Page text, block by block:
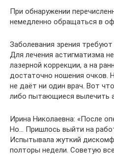
При обнаружении
немедленно обращаться в
Заболевания зрения требуют
Для лечения астигматизма
лазерной коррекции, а на
достаточно ношения очков.
не даёт ни один врач. Вот
либо пытающиеся вылечить
Ирина Николаевна: «После
Но… Пришлось выйти на
Испытывала жуткий
полторы недели. Советую